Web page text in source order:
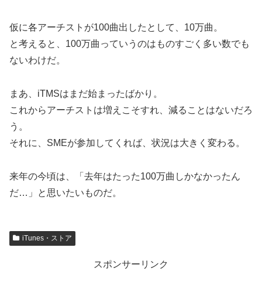
仮に各アーチストが100曲出したとして、10万曲。
と考えると、100万曲っていうのはものすごく多い数でも
ないわけだ。
まあ、iTMSはまだ始まったばかり。
これからアーチストは増えこそすれ、減ることはないだろ
う。
それに、SMEが参加してくれば、状況は大きく変わる。
来年の今頃は、「去年はたった100万曲しかなかったん
だ…」と思いたいものだ。
iTunes・ストア
スポンサーリンク